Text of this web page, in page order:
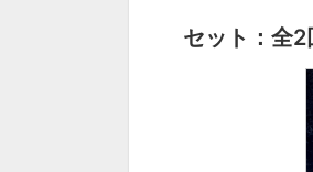
セット：全2